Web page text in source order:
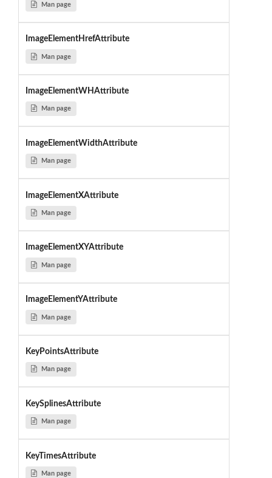
Man page
ImageElementHrefAttribute
Man page
ImageElementWHAttribute
Man page
ImageElementWidthAttribute
Man page
ImageElementXAttribute
Man page
ImageElementXYAttribute
Man page
ImageElementYAttribute
Man page
KeyPointsAttribute
Man page
KeySplinesAttribute
Man page
KeyTimesAttribute
Man page